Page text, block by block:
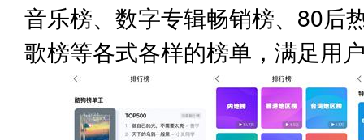
音乐榜、数字专辑畅销榜、80后
歌榜等各式各样的榜单，满足用